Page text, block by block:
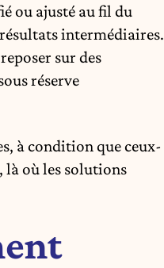
ou ajusté au fil du
intermédiaires.
sur des
réserve
à condition que ceux-
là où les solutions